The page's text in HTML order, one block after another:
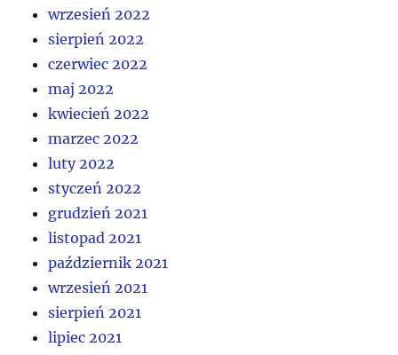
wrzesień 2022
sierpień 2022
czerwiec 2022
maj 2022
kwiecień 2022
marzec 2022
luty 2022
styczeń 2022
grudzień 2021
listopad 2021
październik 2021
wrzesień 2021
sierpień 2021
lipiec 2021